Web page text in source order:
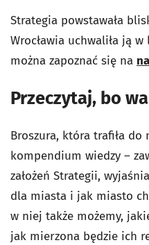
Strategia powstawała
Wrocławia uchwaliła ją
można zapoznać się na
Przeczytaj, bo
Broszura, która trafiła do
kompendium wiedzy –
założeń Strategii,
dla miasta i jak miasto
w niej także możemy,
jak mierzona będzie ich